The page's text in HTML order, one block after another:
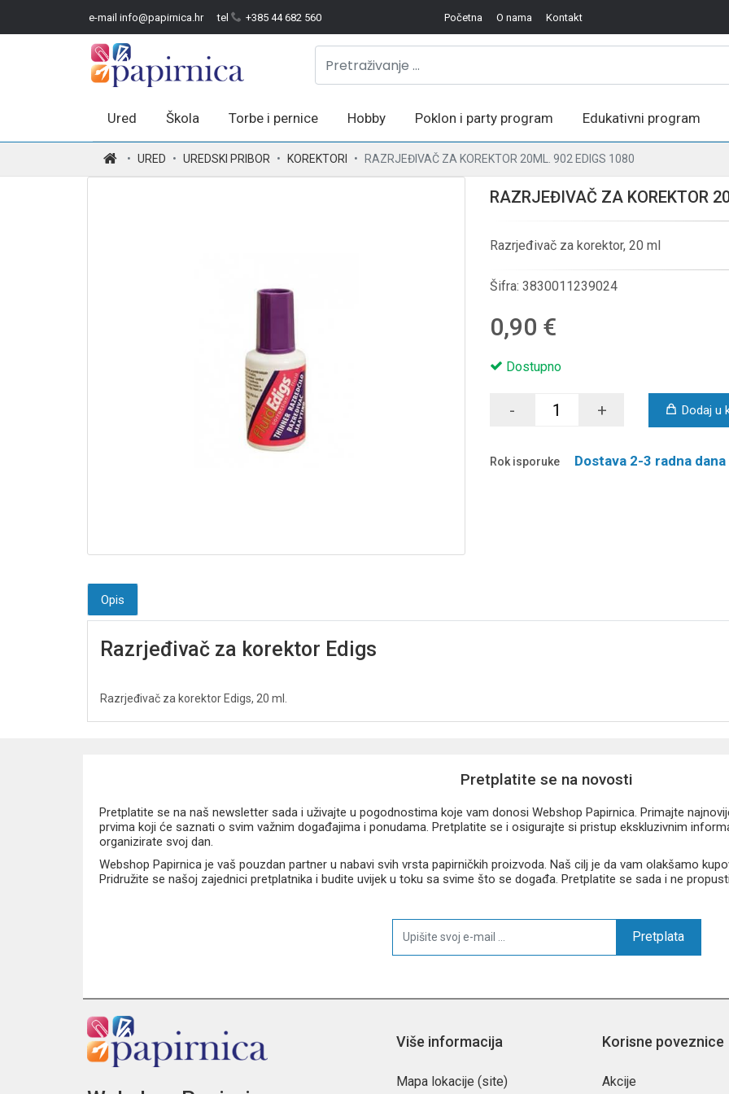
e-mail info@papirnica.hr tel +385 44 682 560 Početna O nama Kontakt
Ured Škola Torbe i pernice Hobby Poklon i party program Edukativni program
URED UREDSKI PRIBOR KOREKTORI RAZRJEĐIVAČ ZA KOREKTOR 20ML. 902 EDIGS 1080
RAZRJEĐIVAČ ZA KOREKTOR
Razrjeđivač za korektor, 20 ml
Šifra: 3830011239024
0,90 €
Dostupno
- + Dodaj u
Rok isporuke Dostava 2-3 radna dana
Opis
Razrjeđivač za korektor Edigs
Razrjeđivač za korektor Edigs, 20 ml.
Pretplatite se na novosti
Pretplatite se na naš newsletter sada i uživajte u pogodnostima koje vam donosi Webshop Papirnica. Primajte
prvima koji će saznati o svim važnim događajima i ponudama. Pretplatite se i osigurajte si pristup ekskluzivnim
organizirate svoj dan.
Webshop Papirnica je vaš pouzdan partner u nabavi svih vrsta papirničkih proizvoda. Naš cilj je da vam olakšamo
Pridružite se našoj zajednici pretplatnika i budite uvijek u toku sa svime što se događa. Pretplatite se sada i ne
Pretplata
Više informacija
Mapa lokacije (site)
Korisne poveznice
Akcije